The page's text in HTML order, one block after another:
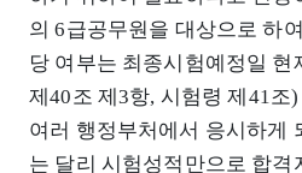
의 6급공무원을 대상으로 하
당 여부는 최종시험예정일 현
제40조 제3항, 시험령 제41조
여러 행정부처에서 응시하게
는 달리 시험성적만으로 합격